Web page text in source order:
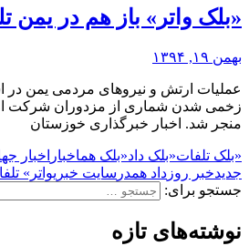
«بلک واتر» باز هم در یمن
بهمن ۱۹, ۱۳۹۴
عملیات ارتش و نیروهای مردمی یمن در
زخمی شدن شماری از مزدوران شرکت
منجر شد. اخبار خبرگذاری خوزستان
«بلک تلفات«بلک داد«بلک هماخبار اخبار
جدیدخبر روز داد همدر سایت خبریواتر»
جستجو برای:
نوشته‌های تازه